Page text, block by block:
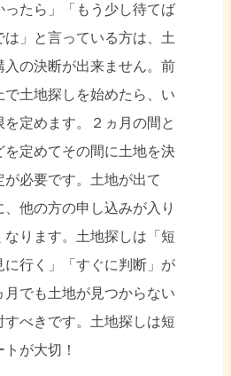
ったら」「もう少し待てば
」と言っている方は、土
の決断が出来ません。前
土地探しを始めたら、い
定めます。２ヵ月の間と
定めてその間に土地を決
必要です。土地が出て
、他の方の申し込みが入り
なります。土地探しは「短
行く」「すぐに判断」が
月でも土地が見つからない
べきです。土地探しは短
が大切！